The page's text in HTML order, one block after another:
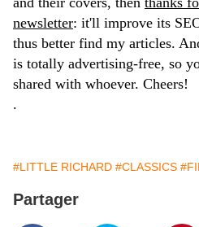
newsletter: it'll improve its
thus better find my articles.
is totally advertising-free, so
shared with whoever. Cheers!
.
#LITTLE RICHARD #CLASSICS
Partager